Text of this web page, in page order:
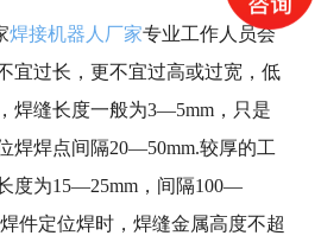
焊接机器人厂家专业工作人员会
宜过长，更不宜过高或过宽，低
焊缝长度一般为3—5mm，只是
焊焊点间隔20—50mm.较厚的工
度为15—25mm，间隔100—
件定位焊时，焊缝金属高度不超